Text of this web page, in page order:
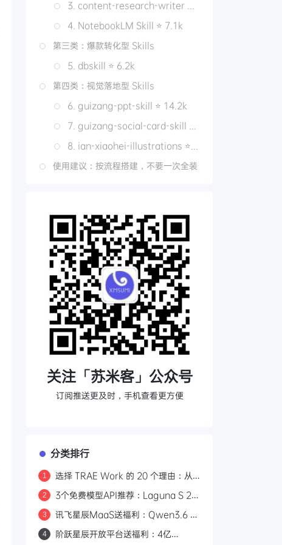
4. NotebookLM Skill ⭐ 7.1k
第三类：爆款转化型 Skills
5. dbskill ⭐ 6.2k
第四类：视觉落地型 Skills
6. guizang-ppt-skill ⭐ 14.2k
使用建议：按流程搭建，不要一次全装
关注「苏米客」公众号
订阅推送更及时，手机查看更方便
分类排行
1
选择 TRAE Work 的 20 个理由：从
2
3个免费模型API推荐：Laguna S 2.1
Qwen3-Embedding向量检索
3
讯飞星辰MaaS送福利：Qwen3.6 日
4
阶跃星辰开放平台送福利：4亿